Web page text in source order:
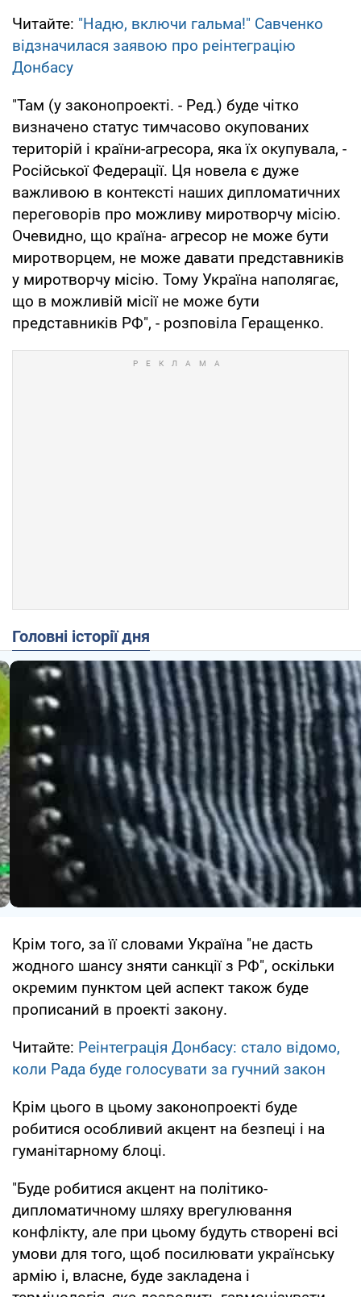
Читайте: "Надю, включи гальма!" Савченко
відзначилася заявою про реінтеграцію
Донбасу
"Там (у законопроекті. - Ред.) буде чітко
визначено статус тимчасово окупованих
територій і країни-агресора, яка їх окупувала, -
Російської Федерації. Ця новела є дуже
важливою в контексті наших дипломатичних
переговорів про можливу миротворчу місію.
Очевидно, що країна- агресор не може бути
миротворцем, не може давати представників
у миротворчу місію. Тому Україна наполягає,
що в можливій місії не може бути
представників РФ", - розповіла Геращенко.
Головні історії дня
Крім того, за її словами Україна "не дасть
жодного шансу зняти санкції з РФ", оскільки
окремим пунктом цей аспект також буде
прописаний в проекті закону.
Читайте: Реінтеграція Донбасу: стало відомо,
коли Рада буде голосувати за гучний закон
Крім цього в цьому законопроекті буде
робитися особливий акцент на безпеці і на
гуманітарному блоці.
"Буде робитися акцент на політико-
дипломатичному шляху врегулювання
конфлікту, але при цьому будуть створені всі
умови для того, щоб посилювати українську
армію і, власне, буде закладена і